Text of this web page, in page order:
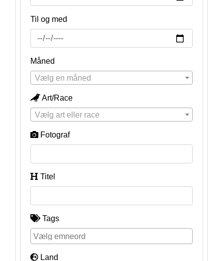
Til og med
Måned
Vælg en måned
Art/Race
Vælg art eller race
Fotograf
Titel
Tags
Land